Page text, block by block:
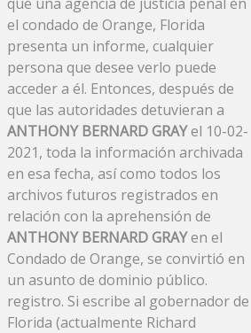
el condado de Orange, Florida
presenta un informe, cualquier
persona que desee verlo puede
acceder a él. Entonces, después de
que las autoridades detuvieran a
ANTHONY BERNARD GRAYel 10-02-
2021, toda la información archivada
en esa fecha, así como todos los
archivos futuros registrados en
relación con la aprehensión de
ANTHONY BERNARD GRAYen el
Condado de Orange, se convirtió en
un asunto de dominio público.
registro. Si escribe al gobernador de
Florida (actualmente Richard